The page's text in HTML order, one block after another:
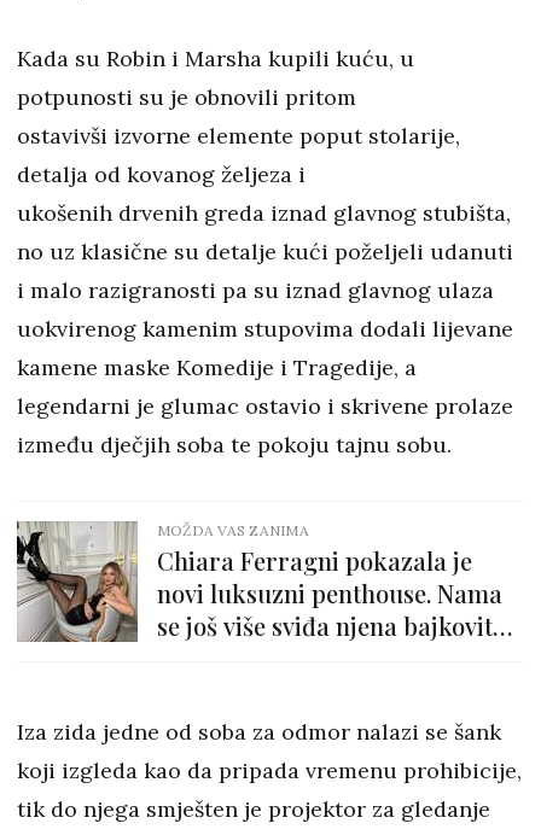
Kada su Robin i Marsha kupili kuću, u
potpunosti su je obnovili pritom
ostavivši izvorne elemente poput stolarije,
detalja od kovanog željeza i
ukošenih drvenih greda iznad glavnog stubišta,
no uz klasične su detalje kući poželjeli udanuti
i malo razigranosti pa su iznad glavnog ulaza
uokvirenog kamenim stupovima dodali lijevane
kamene maske Komedije i Tragedije, a
legendarni je glumac ostavio i skrivene prolaze
između dječjih soba te pokoju tajnu sobu.
MOŽDA VAS ZANIMA
Chiara Ferragni pokazala je
novi luksuzni penthouse. Nama
se još više sviđa njena bajkovita
Iza zida jedne od soba za odmor nalazi se šank
koji izgleda kao da pripada vremenu prohibicije,
tik do njega smješten je projektor za gledanje